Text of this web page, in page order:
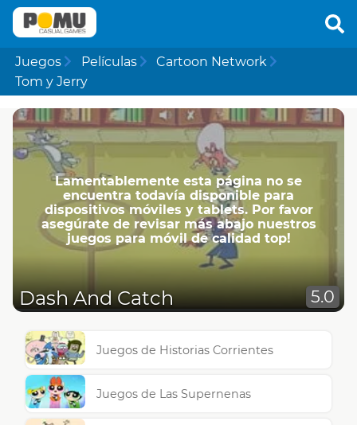
Juegos Películas
Cartoon Network
Tom y Jerry
Lamentablemente esta página no se
encuentra todavía disponible para
dispositivos móviles y tablets. Por favor
asegúrate de revisar más abajo nuestros
juegos para móvil de calidad top!
Dash And Catch 5.0
Juegos de Historias Corrientes
Juegos de Las Supernenas